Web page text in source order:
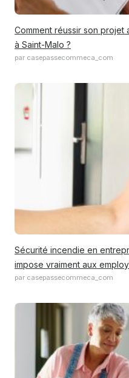
Comment réussir son projet
à Saint-Malo ?
par casepassecommeca_com
Sécurité incendie en
impose vraiment aux
par casepassecommeca_com